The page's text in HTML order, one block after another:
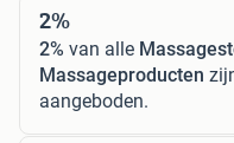
2%
2% van alle
Massageproducten
aangeboden.